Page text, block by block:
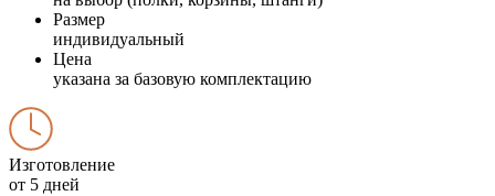
Размер
индивидуальный
Цена
указана за базовую комплектацию
Изготовление
от 5 дней